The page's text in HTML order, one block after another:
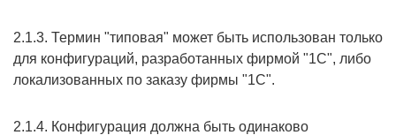
2.1.3. Термин "типовая" может быть использован только
для конфигураций, разработанных фирмой "1С", либо
локализованных по заказу фирмы "1С".
2.1.4. Конфигурация должна быть одинаково